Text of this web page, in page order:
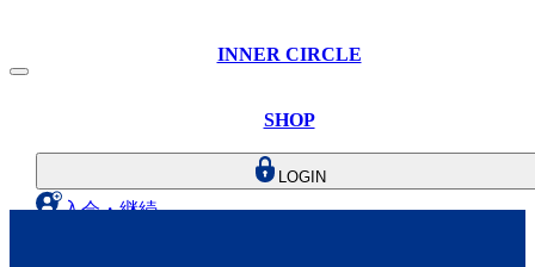
INNER CIRCLE
SHOP
LOGIN
入会・継続